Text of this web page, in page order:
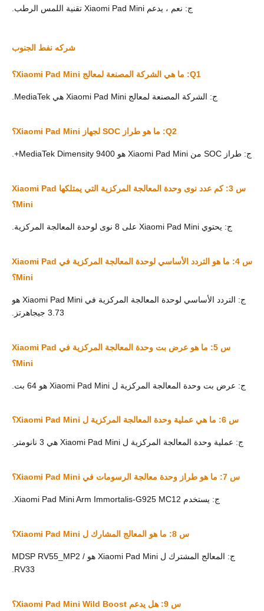
ج: نعم ، يدعم Xiaomi Pad Mini تقنية اللمس الرطب.
شركه نفط الجنوب
Q1: ما هي الشركة المصنعة لمعالج Xiaomi Pad Mini؟
ج: الشركة المصنعة لمعالج Xiaomi Pad Mini هي MediaTek.
Q2: ما هو طراز SOC لجهاز Xiaomi Pad Mini؟
ج: طراز SOC من Xiaomi Pad Mini هو MediaTek Dimensity 9400+.
س 3: كم عدد نوى وحدة المعالجة المركزية التي يمتلكها Xiaomi Pad
Mini؟
ج: يحتوي Xiaomi Pad Mini على 8 نوى لوحدة المعالجة المركزية.
س 4: ما هو التردد الأساسي لوحدة المعالجة المركزية في Xiaomi Pad
Mini؟
ج: التردد الأساسي لوحدة المعالجة المركزية في Xiaomi Pad Mini هو
3.73 جيجاهرتز.
س 5: ما هو عرض بت وحدة المعالجة المركزية في Xiaomi Pad
Mini؟
ج: عرض بت وحدة المعالجة المركزية ل Xiaomi Pad Mini هو 64 بت.
س 6: ما هي عملية وحدة المعالجة المركزية ل Xiaomi Pad Mini؟
ج: عملية وحدة المعالجة المركزية ل Xiaomi Pad Mini هي 3 نانومتر.
س 7: ما هو طراز وحدة معالجة الرسومات في Xiaomi Pad Mini؟
ج: يستخدم Xiaomi Pad Mini Arm Immortalis-G925 MC12.
س 8: ما هو المعالج المشارك ل Xiaomi Pad Mini؟
ج: المعالج المشترك ل Xiaomi Pad Mini هو MDSP RV55_MP2 /
RV33.
س 9: هل يدعم Xiaomi Pad Mini Wild Boost؟